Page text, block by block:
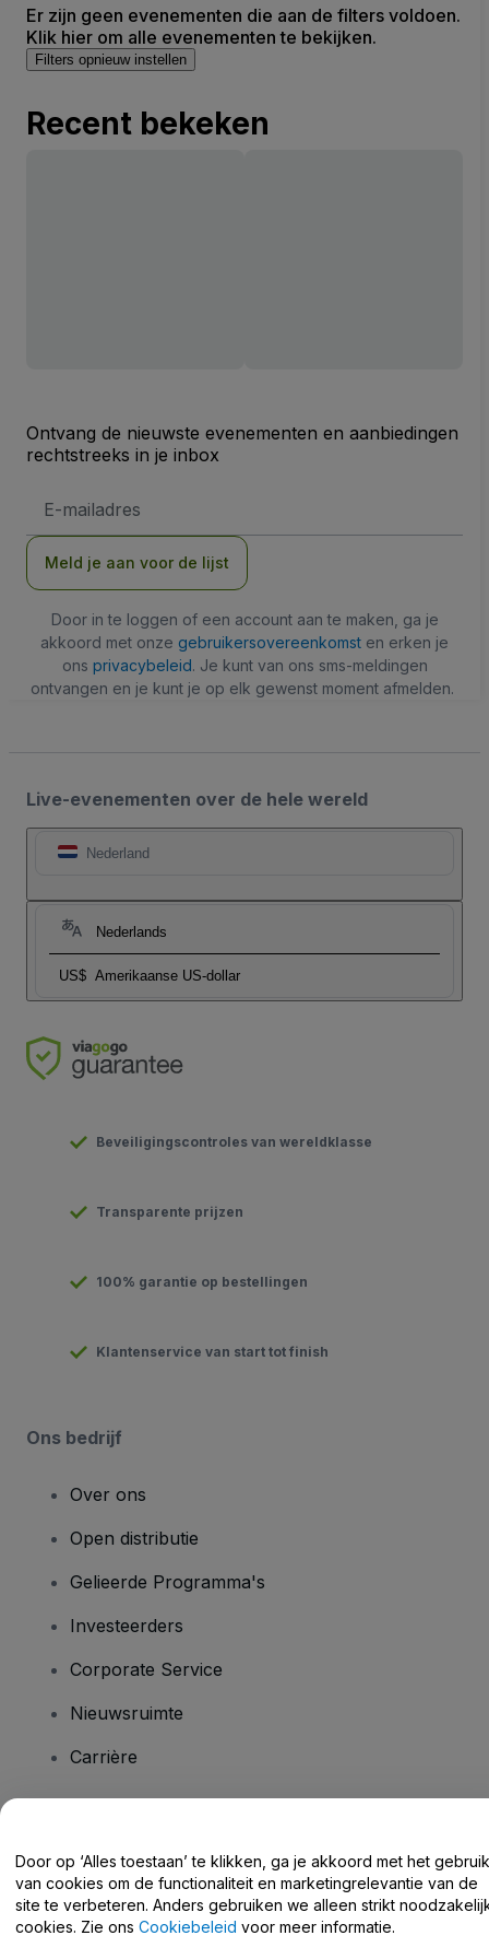
Er zijn geen evenementen die aan de filters voldoen.
Klik hier om alle evenementen te bekijken.
Filters opnieuw instellen
Recent bekeken
Ontvang de nieuwste evenementen en aanbiedingen
rechtstreeks in je inbox
mailadres
Meld je aan voor de lijst
Door in te loggen of een account aan te maken, ga je
akkoord met onze gebruikersovereenkomst en erken je
ons privacybeleid. Je kunt van ons sms-meldingen
ontvangen en je kunt je op elk gewenst moment afmelden.
Live-evenementen over de hele wereld
Nederland
Nederlands
US$ Amerikaanse US-dollar
Beveiligingscontroles van wereldklasse
Transparente prijzen
100% garantie op bestellingen
Klantenservice van start tot finish
Ons bedrijf
Over ons
Open distributie
Gelieerde Programma's
Investeerders
Corporate Service
Nieuwsruimte
Carrière
Helpcentrum / Neem Contact Met Ons Op
Door op ‘Alles toestaan’ te klikken, ga je akkoord met het gebruik
van cookies om de functionaliteit en marketingrelevantie van de
site te verbeteren. Anders gebruiken we alleen strikt
cookies. Zie ons Cookiebeleid voor meer informatie.